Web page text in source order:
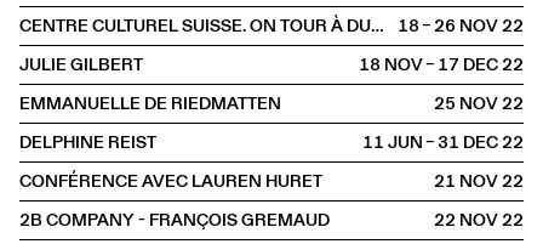
CENTRE CULTUREL SUISSE. ON TOUR À DUNKERQUE
18 – 26 NOV2022
JULIE GILBERT
18 NOV – 17 DEC2022
EMMANUELLE DE RIEDMATTEN
25 NOV2022
DELPHINE REIST
11 JUN – 31 DEC2022
CONFÉRENCE AVEC LAUREN HURET
21 NOV2022
2B COMPANY - FRANÇOIS GREMAUD
22 NOV2022